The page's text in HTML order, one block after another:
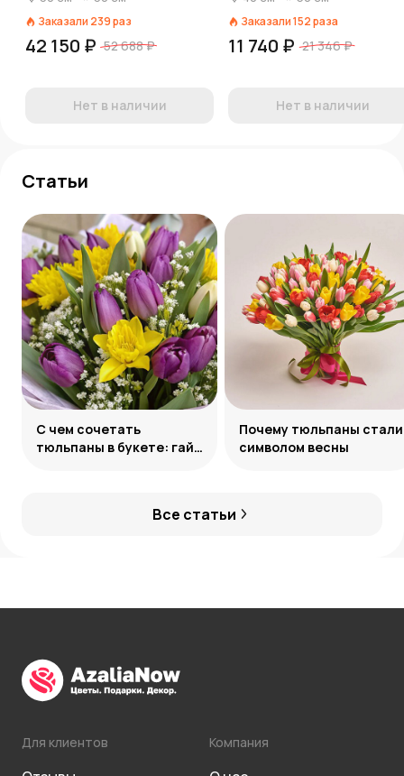
Заказали 239раз
42 150 ₽ 52 688 ₽
Нет в наличии
Заказали152раза
11 740 ₽ 21 346 ₽
Нет в наличии
Статьи
Все статьи
С чем сочетать
тюльпаны в букете: гайд
Почему тюльпаны стали
символом весны
Для клиентов Компания